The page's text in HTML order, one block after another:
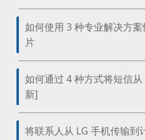
如何使用 3 种专业解决方
片
如何通过 4 种方式将短信
新]
将联系人从 LG 手机传输到